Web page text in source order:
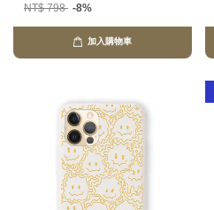
NT$ 798 -8%
加入購物車